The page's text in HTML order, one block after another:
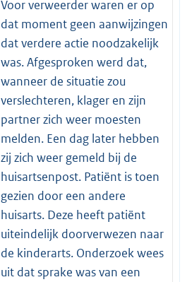
Voor verweerder waren er op
dat moment geen aanwijzingen
dat verdere actie noodzakelijk
was. Afgesproken werd dat,
wanneer de situatie zou
verslechteren, klager en zijn
partner zich weer moesten
melden. Een dag later hebben
zij zich weer gemeld bij de
huisartsenpost. Patiënt is toen
gezien door een andere
huisarts. Deze heeft patiënt
uiteindelijk doorverwezen naar
de kinderarts. Onderzoek wees
uit dat sprake was van een